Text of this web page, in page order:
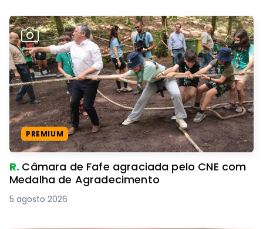
PREMIUM
R. Câmara de Fafe agraciada pelo CNE com
Medalha de Agradecimento
5 agosto 2026